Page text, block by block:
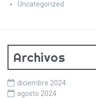
Uncategorized
Archivos
diciembre 2024
agosto 2024